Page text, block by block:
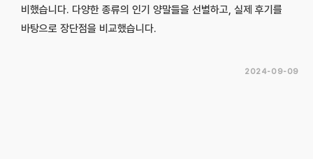
비했습니다. 다양한 종류의 인기 양말들을 선별하고, 실제 후기를
바탕으로 장단점을 비교했습니다.
2024-09-09